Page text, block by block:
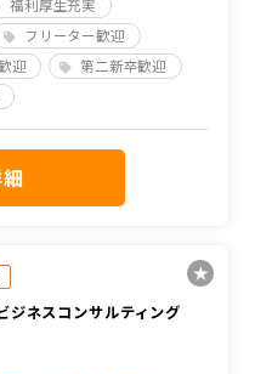
福利厚生充実
フリーター歓迎
迎
第二新卒歓迎
ジネスコンサルティング